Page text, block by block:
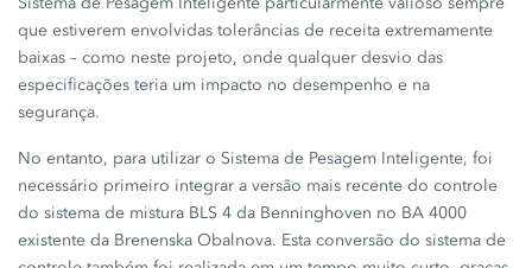
que estiverem envolvidas tolerâncias de receita extremamente
baixas – como neste projeto, onde qualquer desvio das
especificações teria um impacto no desempenho e na
segurança.
No entanto, para utilizar o Sistema de Pesagem Inteligente, foi
necessário primeiro integrar a versão mais recente do controle
do sistema de mistura BLS 4 da Benninghoven no BA 4000
existente da Brenenska Obalnova. Esta conversão do sistema de